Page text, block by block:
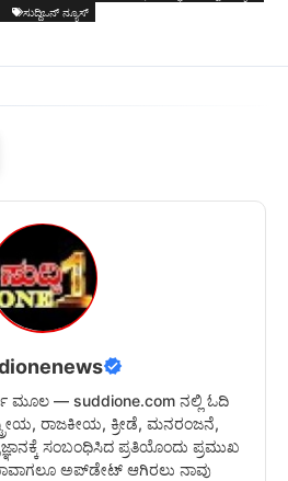
ಸುದ್ದಿಒನ್ ನ್ಯೂಸ್
ಮೂಲ — suddione.com ನಲ್ಲಿ ಓದಿ
ರಾಜಕೀಯ, ಕ್ರೀಡೆ, ಮನರಂಜನೆ,
ಸಂಬಂಧಿಸಿದ ಪ್ರತಿಯೊಂದು ಪ್ರಮುಖ
ಅಪ್‌ಡೇಟ್ ಆಗಿರಲು ನಾವು